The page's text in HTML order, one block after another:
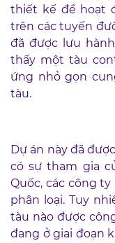
thiết kế để hoạt
trên các tuyến
đã được lưu
thấy một tàu
ứng nhỏ gọn
tàu.
Dự án này đã
có sự tham gia
Quốc, các công
phân loại. Tuy
tàu nào được
đang ở giai đoạn